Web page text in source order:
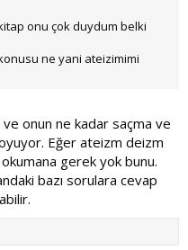
onu çok duydum belki
ne yani ateizimimi
onun ne kadar saçma ve
Eğer ateizm deizm
gerek yok bunu.
bazı sorulara cevap